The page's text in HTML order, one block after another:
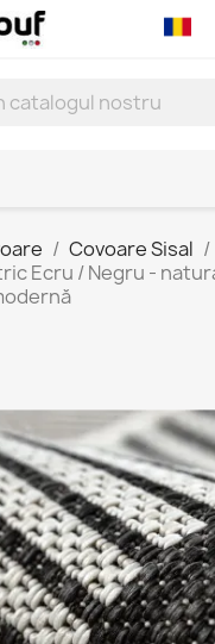
Covoare Sisal
Ecru / Negru -